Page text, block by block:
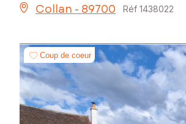
Collan - 89700 Réf 1438022
Coup de coeur